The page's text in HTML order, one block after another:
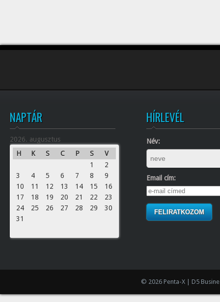
NAPTÁR
2026. augusztus
H
K S C P S
V
1
2
3
4 5 6 7 8
9
10
11 12 13 14 15
16
17
18 19 20 21 22
23
24
25 26 27 28 29
30
31
HÍRLEVÉL
Név:
Email cím:
© 2026 Penta-X | D5